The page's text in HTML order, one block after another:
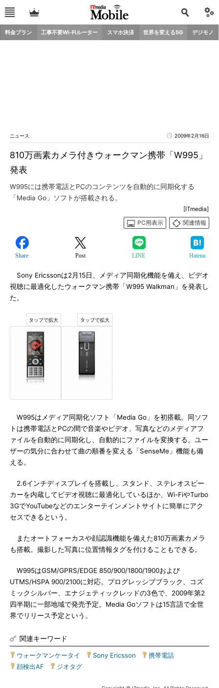
料金プラン 工事不要Wi-Fiルーター スマホ決済 世界を変える5G デジモノ
ニュース 2009年2月16日
810万画素カメラ付きウォークマン携帯「W995」
発表
W995には携帯電話とPCのコンテンツを自動的に同期化する
「Media Go」ソフトが搭載される。
[ITmedia]
PC用表示
関連情報
Share Post LINE Hatena
Sony Ericssonは2月15日、メディア同期化機能を備え、ビデオ
視聴に最適化したウォークマン携帯「W995 Walkman」を発表し
た。
W995はメディア同期化ソフト「Media Go」を初搭載。同ソフ
トは携帯電話とPCの間で音楽やビデオ、写真などのメディアフ
ァイルを自動的に同期化し、自動的にファイルを変換する。ユー
ザーの気分に合わせて曲の順番を変える「SenseMe」機能も備
える。
2.6インチディスプレイを搭載し、スタンド、ステレオスピー
カーを内蔵してビデオ視聴に最適化しているほか、Wi-FiやTurbo
3GでYouTubeなどのエンターテインメントサイトに簡単にアク
セスできるという。
またオートフォーカスや顔認識機能を備えた810万画素カメラ
も搭載。撮影した写真に位置情報タグを付けることもできる。
W995はGSM/GPRS/EDGE 850/900/1800/1900および
UTMS/HSPA 900/2100に対応。プログレッシブブラック、コズ
ミックシルバー、エナジェティックレッドの3色で、2009年第2
四半期に一部地域で発売予定。Media Goソフトは15言語で全世
界でリリース予定という。
関連キーワード
ウォークマンケータイ Sony Ericsson 携帯電話
顔検出AF
ジオタグ